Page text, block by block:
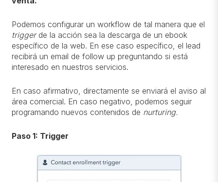
Podemos configurar un workflow de tal manera que el
triggerde la acción sea la descarga de un ebook
específico de la web. En ese caso específico, el lead
recibirá un email de follow up preguntando si está
interesado en nuestros servicios.
En caso afirmativo, directamente se enviará el aviso al
área comercial. En caso negativo, podemos seguir
programando nuevos contenidos de nurturing.
Paso 1: Trigger